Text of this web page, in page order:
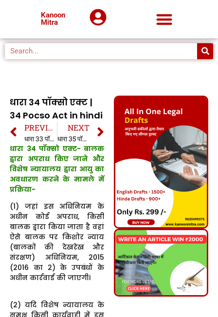
Kanoon
Mitra
धारा 34 पॉक्सो एक्ट |
34 Pocso Act in hindi
PREVIOUS
धारा 33 पॉक्सो एक्ट | 33 Pocso Act in hindi
NEXT
धारा 35 पॉक्सो एक्ट | 35 Pocso Act in hindi
धारा 34 पॉक्सो एक्ट- बालक
द्वारा अपराध किए जाने और
विशेष न्यायालय द्वारा आयु का
अवधारण करने के मामले में
प्रक्रिया-
(1) जहां इस अधिनियम के
अधीन कोई अपराध, किसी
बालक द्वारा किया जाता है वहां
ऐसे बालक पर किशोर न्याय
(बालकों की देखरेख और
संरक्षण) अधिनियम, 2015
(2016 का 2) के उपबंधों के
अधीन कार्रवाई की जाएगी।
(2) यदि विशेष न्यायालय के
समक्ष किसी कार्यवाही में इस